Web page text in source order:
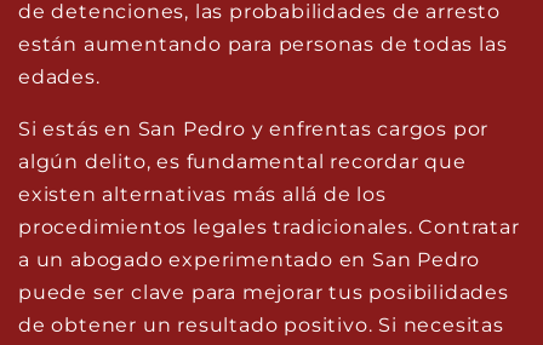
de detenciones, las probabilidades de arresto
están aumentando para personas de todas las
edades.
Si estás en San Pedro y enfrentas cargos por
algún delito, es fundamental recordar que
existen alternativas más allá de los
procedimientos legales tradicionales. Contratar
a un abogado experimentado en San Pedro
puede ser clave para mejorar tus posibilidades
de obtener un resultado positivo. Si necesitas